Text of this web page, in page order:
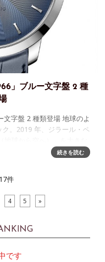
」ブルー文字盤 2 種
字盤 2 種類登場 地球のよ
。2019 年、ジラール・ペ
ローグを開始しました。そ
続きを読む
件
4 5 »
です